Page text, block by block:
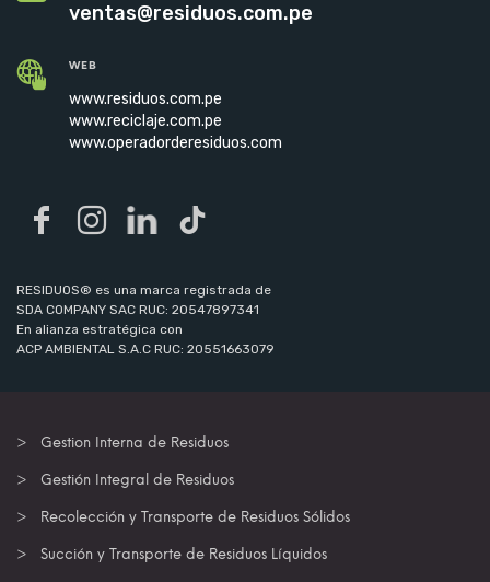
ventas@residuos.com.pe
WEB
www.residuos.com.pe
www.reciclaje.com.pe
www.operadorderesiduos.com
RESIDUOS® es una marca registrada de
SDA COMPANY SAC RUC: 20547897341
En alianza estratégica con
ACP AMBIENTAL S.A.C RUC: 20551663079
Gestion Interna de Residuos
Gestión Integral de Residuos
Recolección y Transporte de Residuos Sólidos
Succión y Transporte de Residuos Líquidos